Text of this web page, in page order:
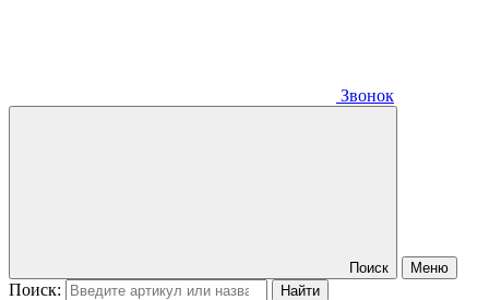
Звонок
Поиск Меню
Поиск: